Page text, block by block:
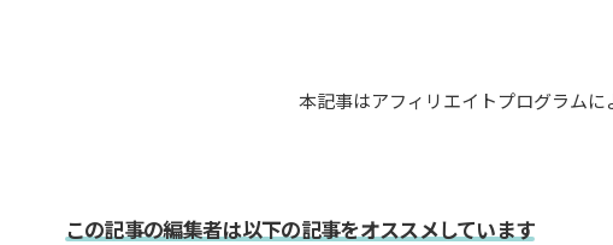
本記事はアフィリエイトプログラム
この記事の編集者は以下の記事をオススメしています